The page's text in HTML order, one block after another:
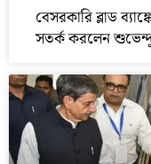
বেসরকারি ব্লাড
সতর্ক করলেন